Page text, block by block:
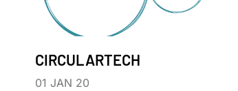
CIRCULARTECH
01 JAN 20